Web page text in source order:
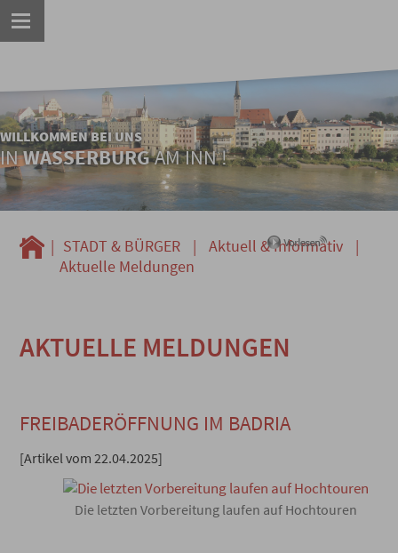
WILLKOMMEN BEI UNS
INWASSERBURGAM INN !
| STADT & BÜRGER | Aktuell & Informativ
|
Aktuelle Meldungen
AKTUELLE MELDUNGEN
FREIBADERÖFFNUNG IM BADRIA
[Artikel vom 22.04.2025]
Die letzten Vorbereitung laufen auf Hochtouren